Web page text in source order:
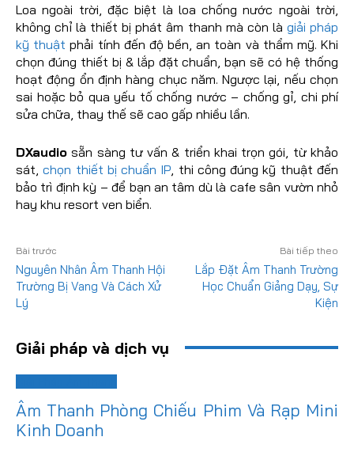
Loa ngoài trời, đặc biệt là loa chống nước ngoài trời,
không chỉ là thiết bị phát âm thanh mà còn là giải pháp
kỹ thuật phải tính đến độ bền, an toàn và thẩm mỹ. Khi
chọn đúng thiết bị & lắp đặt chuẩn, bạn sẽ có hệ thống
hoạt động ổn định hàng chục năm. Ngược lại, nếu chọn
sai hoặc bỏ qua yếu tố chống nước – chống gỉ, chi phí
sửa chữa, thay thế sẽ cao gấp nhiều lần.
DXaudio sẵn sàng tư vấn & triển khai trọn gói, từ khảo
sát,chọn thiết bị chuẩn IP , thi công đúng kỹ thuật đến
bảo trì định kỳ – để bạn an tâm dù là cafe sân vườn nhỏ
hay khu resort ven biển.
Bài trước
Nguyên Nhân Âm Thanh Hội
Trường Bị Vang Và Cách Xử
Lý
Bài tiếp theo
Lắp Đặt Âm Thanh Trường
Học Chuẩn Giảng Dạy, Sự
Kiện
Giải pháp và dịch vụ
Âm Thanh Phòng Chiếu Phim Và Rạp Mini
Kinh Doanh